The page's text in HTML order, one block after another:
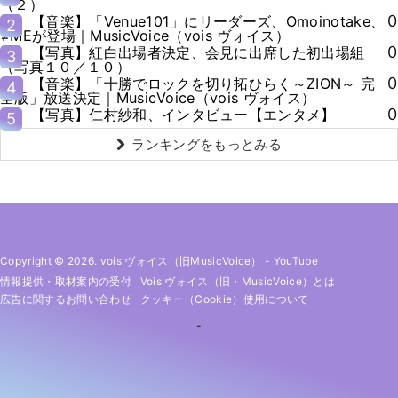
（２）
2
【音楽】「Venue101」にリーダーズ、Omoinotake、
≠MEが登場｜MusicVoice（vois ヴォイス）
0
3
【写真】紅白出場者決定、会見に出席した初出場組
（写真１０／１０）
0
4
【音楽】「十勝でロックを切り拓ひらく～ZION～ 完
全版」放送決定｜MusicVoice（vois ヴォイス）
0
5
【写真】仁村紗和、インタビュー【エンタメ】 0
ランキングをもっとみる
Copyright © 2026. vois ヴォイス（旧MusicVoice） - YouTube
情報提供・取材案内の受付
Vois ヴォイス（旧・MusicVoice）とは
広告に関するお問い合わせ
クッキー（cookie）使用について
-